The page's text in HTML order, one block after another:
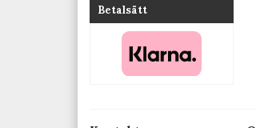
Betalsätt